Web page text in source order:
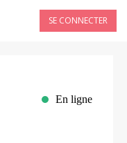
SE CONNECTER
En ligne